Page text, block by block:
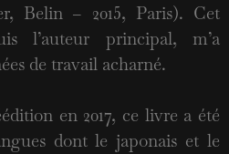
Belin – 2015, Paris). Cet
l’auteur principal, m’a
de travail acharné.
en 2017, ce livre a été
dont le japonais et le